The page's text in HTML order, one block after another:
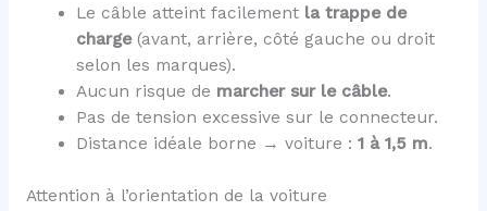
Le câble atteint facilement la trappe de
charge(avant, arrière, côté gauche ou droit
selon les marques).
Aucun risque de marcher sur le câble.
Pas de tension excessive sur le connecteur.
Distance idéale borne → voiture :1 à 1,5 m.
Attention à l’orientation de la voiture